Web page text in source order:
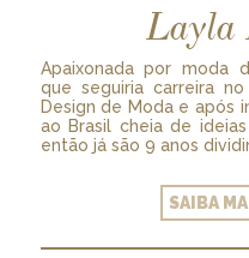
Layla
Apaixonada por moda
que seguiria carreira
Design de Moda e após
ao Brasil cheia de
então já são 9 anos
SAIBA